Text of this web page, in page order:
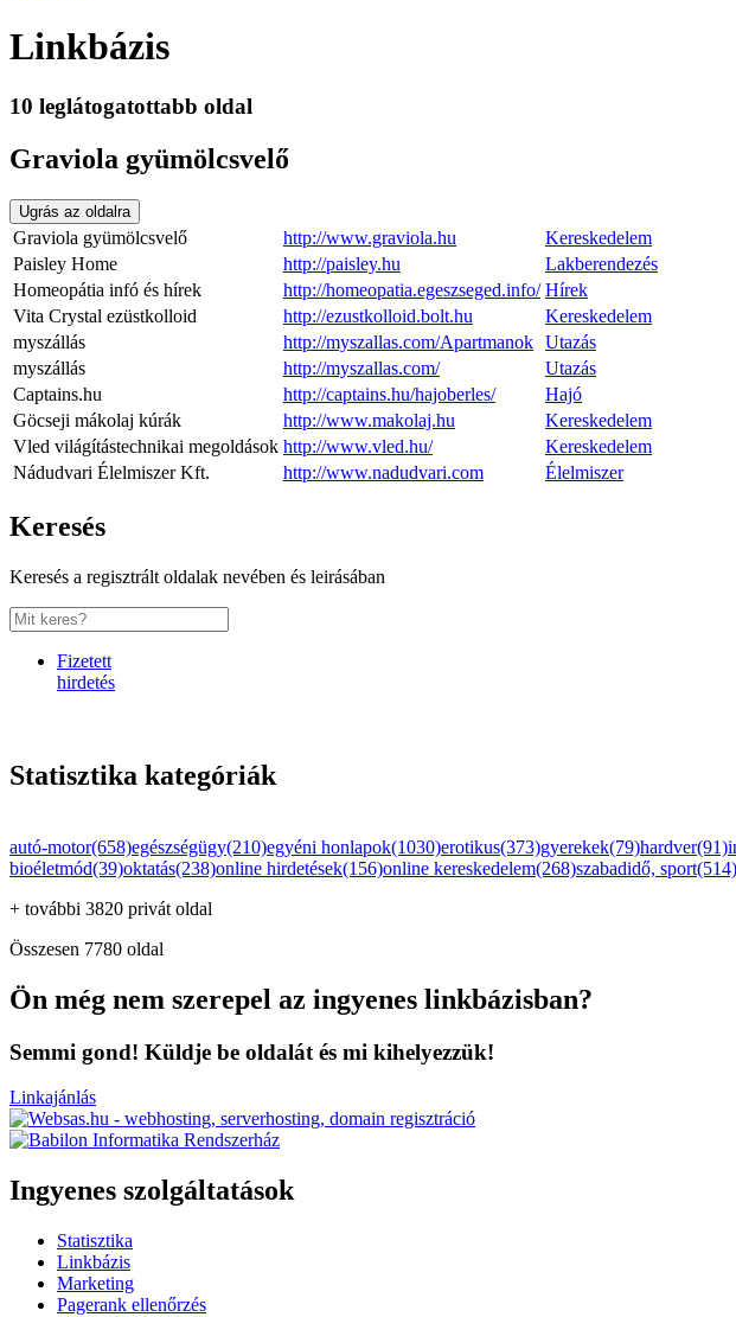
Linkbázis
10 leglátogatottabb oldal
Graviola gyümölcsvelő
Ugrás az oldalra
Graviola gyümölcsvelő http://www.graviola.hu
Kereskedelem
Paisley Home
http://paisley.hu
Lakberendezés
Homeopátia infó és hírek
http://homeopatia.egeszseged.info/ Hírek
Vita Crystal ezüstkolloid
http://ezustkolloid.bolt.hu
Kereskedelem
myszállás
http://myszallas.com/Apartmanok Utazás
myszállás
http://myszallas.com/
Utazás
Captains.hu
http://captains.hu/hajoberles/
Hajó
Göcseji mákolaj kúrák
http://www.makolaj.hu
Kereskedelem
Vled világítástechnikai megoldások http://www.vled.hu/
Kereskedelem
Nádudvari Élelmiszer Kft.
http://www.nadudvari.com Élelmiszer
Keresés
Keresés a regisztrált oldalak nevében és leirásában
Fizetett
hirdetés
Statisztika kategóriák
autó-motor(658)egészségügy(210)egyéni honlapok(1030)erotikus(373)gyerekek(79)hardver(91)
bioéletmód(39)oktatás(238)online hirdetések(156)online kereskedelem(268)szabadidő, sport(514)
+ további 3820 privát oldal
Összesen 7780 oldal
Ön még nem szerepel az ingyenes linkbázisban?
Semmi gond! Küldje be oldalát és mi kihelyezzük!
Linkajánlás
Ingyenes szolgáltatások
Statisztika
Linkbázis
Marketing
Pagerank ellenőrzés